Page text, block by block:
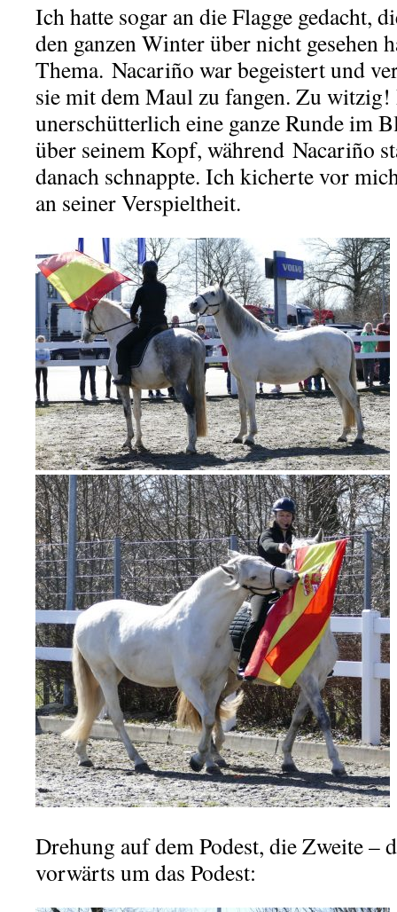
Ich hatte sogar an die Flagge gedacht,
den ganzen Winter über nicht gesehen
Thema. Nacariño war begeistert und
sie mit dem Maul zu fangen. Zu witzig!
unerschütterlich eine ganze Runde im
über seinem Kopf, während Nacariño
danach schnappte. Ich kicherte vor
an seiner Verspieltheit.
Drehung auf dem Podest, die Zweite –
vorwärts um das Podest: